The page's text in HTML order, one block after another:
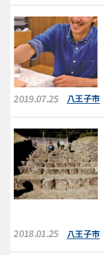
2019.07.25 八王子市
2018.01.25 八王子市